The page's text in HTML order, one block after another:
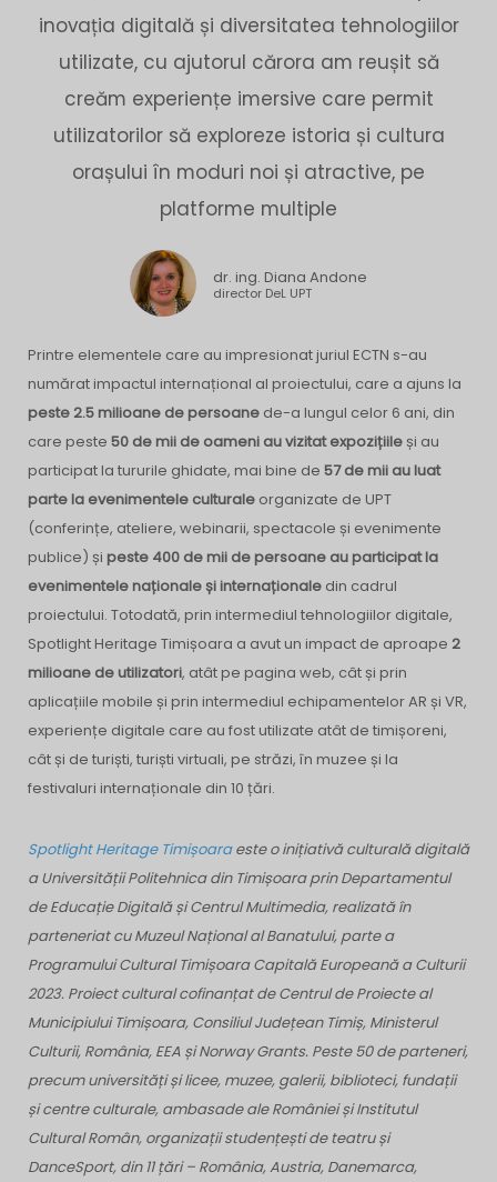
inovația digitală și diversitatea tehnologiilor
utilizate, cu ajutorul cărora am reușit să
creăm experiențe imersive care permit
utilizatorilor să exploreze istoria și cultura
orașului în moduri noi și atractive, pe
platforme multiple
dr. ing. Diana Andone
director DeL UPT
Printre elementele care au impresionat juriul ECTN s-au
numărat impactul internațional al proiectului, care a ajuns la
peste 2.5 milioane de persoane de-a lungul celor 6 ani, din
care peste 50 de mii de oameni au vizitat expozițiileși au
participat la tururile ghidate, mai bine de 57 de mii au luat
parte la evenimentele culturale organizate de UPT
(conferințe, ateliere, webinarii, spectacole și evenimente
publice) și peste 400 de mii de persoane au participat la
evenimentele naționale și internaționale din cadrul
proiectului. Totodată, prin intermediul tehnologiilor digitale,
Spotlight Heritage Timișoara a avut un impact de aproape 2
milioane de utilizatori, atât pe pagina web, cât și prin
aplicațiile mobile și prin intermediul echipamentelor AR și VR,
experiențe digitale care au fost utilizate atât de timișoreni,
cât și de turiști, turiști virtuali, pe străzi, în muzee și la
festivaluri internaționale din 10 țări.
Spotlight Heritage Timișoaraeste o inițiativă culturală digitală
a Universității Politehnica din Timișoara prin Departamentul
de Educație Digitală și Centrul Multimedia, realizată în
parteneriat cu Muzeul Național al Banatului, parte a
Programului Cultural Timișoara Capitală Europeană a Culturii
2023. Proiect cultural cofinanțat de Centrul de Proiecte al
Municipiului Timișoara, Consiliul Județean Timiș, Ministerul
Culturii, România, EEA și Norway Grants. Peste 50 de parteneri,
precum universități și licee, muzee, galerii, biblioteci, fundații
și centre culturale, ambasade ale României și Institutul
Cultural Român, organizații studențești de teatru și
DanceSport, din 11 țări – România, Austria, Danemarca,